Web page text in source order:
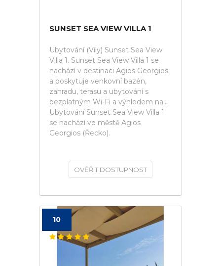
SUNSET SEA VIEW VILLA 1
Ubytování (Vily) Sunset Sea View
Villa 1. Sunset Sea View Villa 1 se
nachází v destinaci Agios Georgios
a poskytuje venkovní bazén,
zahradu, terasu a ubytování s
bezplatným Wi-Fi a výhledem na...
Ubytování Sunset Sea View Villa 1
se nachází ve městě Agios
Georgios (Řecko).
OVĚŘIT DOSTUPNOST
10